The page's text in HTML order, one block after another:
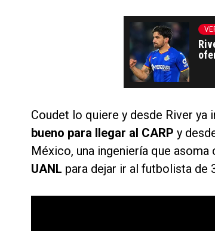
Coudet lo quiere y desde River ya
bueno para llegar al CARP y
México, una ingeniería que asoma
UANL para dejar ir al futbolista de